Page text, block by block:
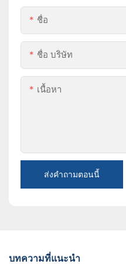
ชื่อ
ชื่อ บริษัท
เนื้อหา
ส่งคำถามตอนนี้
บทความที่แนะนำ